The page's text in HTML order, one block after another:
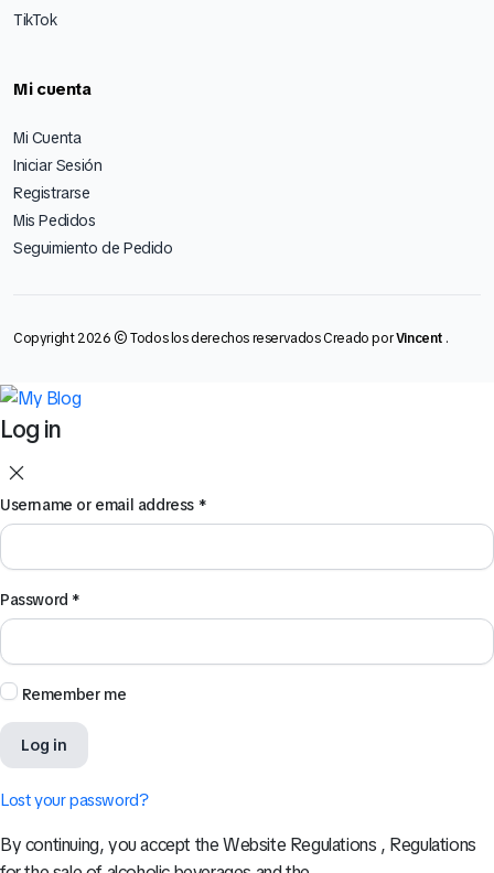
TikTok
Mi cuenta
Mi Cuenta
Iniciar Sesión
Registrarse
Mis Pedidos
Seguimiento de Pedido
Copyright 2026 © Todos los derechos reservados Creado porVincent .
Log in
Username or email address *
Password *
Remember me
Log in
Lost your password?
By continuing, you accept the Website Regulations , Regulations